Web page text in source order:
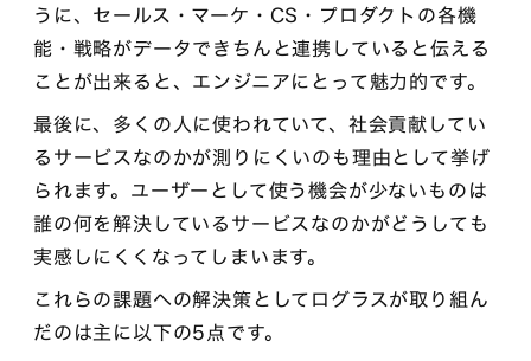
うに、セールス・マーケ・CS・プロダクトの各機
能・戦略がデータできちんと連携していると伝える
ことが出来ると、エンジニアにとって魅力的です。
最後に、多くの人に使われていて、社会貢献してい
るサービスなのかが測りにくいのも理由として挙げ
られます。ユーザーとして使う機会が少ないものは
誰の何を解決しているサービスなのかがどうしても
実感しにくくなってしまいます。
これらの課題への解決策としてログラスが取り組ん
だのは主に以下の5点です。